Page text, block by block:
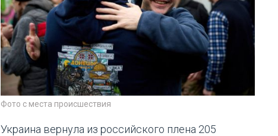
Фото с места происшествия
Украина вернула из российского плена 205